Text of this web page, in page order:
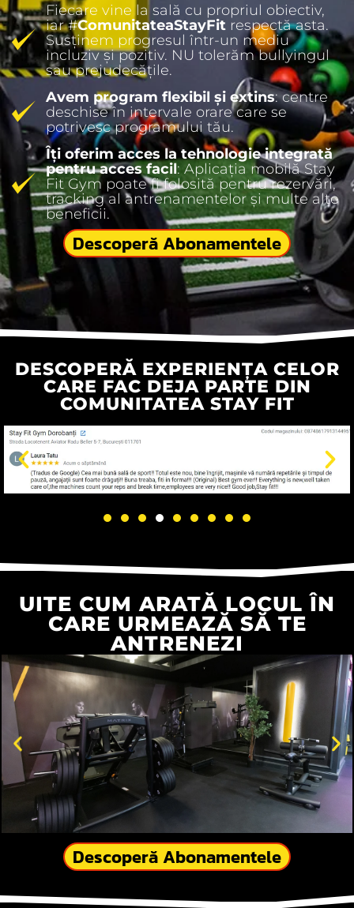
Fiecare vine la sală cu propriul obiectiv,
iar #ComunitateaStayFitrespectă asta.
Susținem progresul într-un mediu
incluziv și pozitiv. NU tolerăm bullyingul
sau prejudecățile.
Avem program flexibil și extins: centre
deschise în intervale orare care se
potrivesc programului tău.
Îți oferim acces la tehnologie integrată
pentru acces facil: Aplicația mobilă Stay
Fit Gym poate fi folosită pentru rezervări,
tracking al antrenamentelor și multe alte
beneficii.
Descoperă Abonamentele
DESCOPERĂ EXPERIENȚA CELOR
CARE FAC DEJA PARTE DIN
COMUNITATEA STAY FIT
UITE CUM ARATĂ LOCUL ÎN
CARE URMEAZĂ SĂ TE
ANTRENEZI
Descoperă Abonamentele